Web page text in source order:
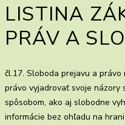
LISTINA
PRÁV A
čl.17. Sloboda prejavu a právo
právo vyjadrovať svoje názory
spôsobom, ako aj slobodne
informácie bez ohľadu na